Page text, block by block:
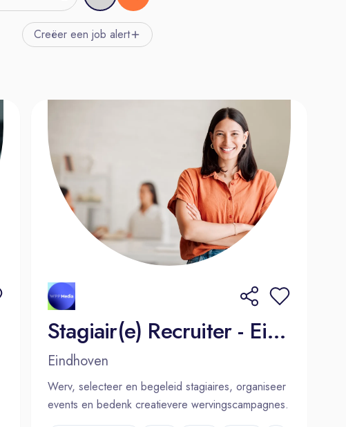
Creëer een job alert
Stagiair(e) Recruiter - Eindhoven
Eindhoven
Werv, selecteer en begeleid stagiaires, organiseer
events en bedenk creatievere wervingscampagnes.